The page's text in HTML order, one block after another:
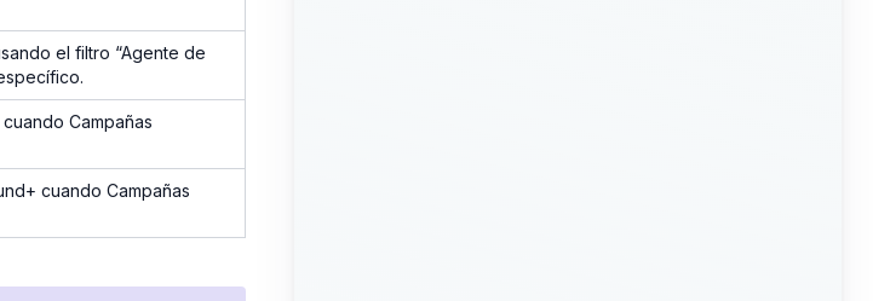
el filtro “Agente de
Campañas
cuando Campañas